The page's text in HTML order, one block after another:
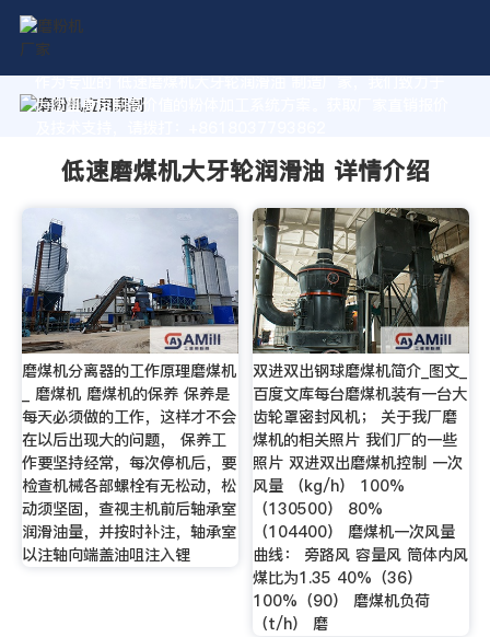
作为专业的 低速磨煤机大牙轮润滑油 制造厂家，我们致力于
为您量身定制高价值的粉体加工系统方案。获取厂家直销报价
低速磨煤机大牙轮润滑油 详情介绍
磨煤机分离器的工作原理磨煤机
_ 磨煤机 磨煤机的保养 保养是
每天必须做的工作，这样才不会
在以后出现大的问题， 保养工
作要坚持经常，每次停机后，要
检查机械各部螺栓有无松动，松
动须坚固，查视主机前后轴承室
润滑油量，并按时补注，轴承室
以注轴向端盖油咀注入锂
双进双出钢球磨煤机简介_图文_
百度文库每台磨煤机装有一台大
齿轮罩密封风机； 关于我厂磨
煤机的相关照片 我们厂的一些
照片 双进双出磨煤机控制 一次
风量 （kg/h） 100%
（130500） 80%
（104400） 磨煤机一次风量
曲线： 旁路风 容量风 筒体内风
煤比为1.35 40%（36）
100%（90） 磨煤机负荷
（t/h） 磨